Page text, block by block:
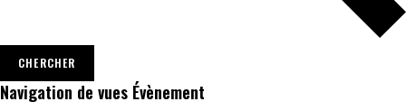
CHERCHER
Navigation de vues Évènement